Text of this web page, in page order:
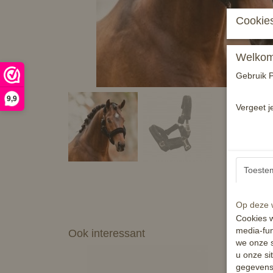
9,9
Ook interessant
Gebruik
Vergeet
Op deze
Cookies
media-
we onze
u onze